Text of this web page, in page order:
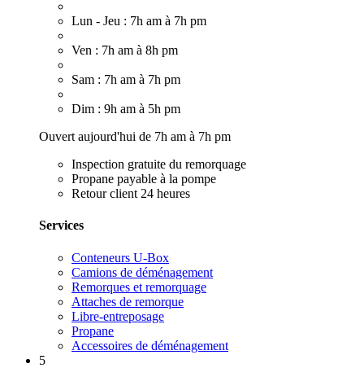
Lun - Jeu : 7h am à 7h pm
Ven : 7h am à 8h pm
Sam : 7h am à 7h pm
Dim : 9h am à 5h pm
Ouvert aujourd'hui de 7h am à 7h pm
Inspection gratuite du remorquage
Propane payable à la pompe
Retour client 24 heures
Services
Conteneurs U-Box
Camions de déménagement
Remorques et remorquage
Attaches de remorque
Libre-entreposage
Propane
Accessoires de déménagement
5